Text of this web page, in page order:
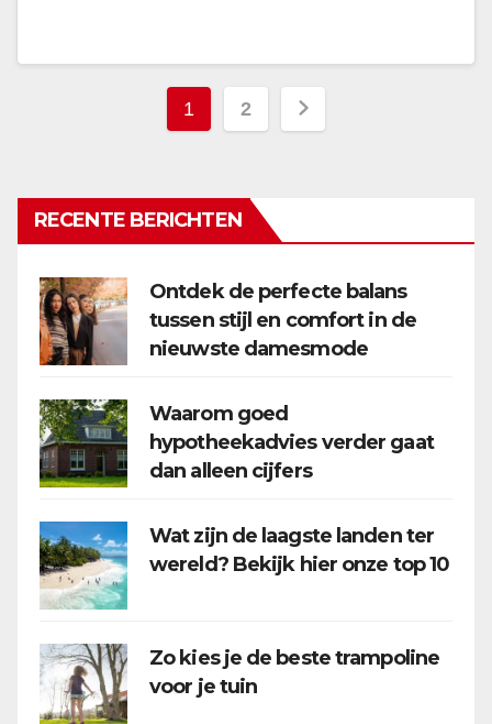
Berichten
1 2
RECENTE BERICHTEN
Ontdek de perfecte balans
tussen stijl en comfort in de
nieuwste damesmode
Waarom goed
hypotheekadvies verder gaat
dan alleen cijfers
Wat zijn de laagste landen ter
wereld? Bekijk hier onze top 10
Zo kies je de beste trampoline
voor je tuin